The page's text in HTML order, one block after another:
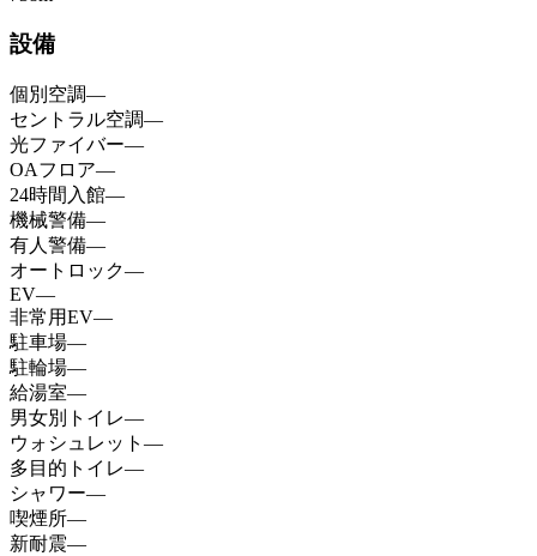
設備
個別空調—
セントラル空調—
光ファイバー—
OAフロア—
24時間入館—
機械警備—
有人警備—
オートロック—
EV—
非常用EV—
駐車場—
駐輪場—
給湯室—
男女別トイレ—
ウォシュレット —
多目的トイレ—
シャワー—
喫煙所—
新耐震—